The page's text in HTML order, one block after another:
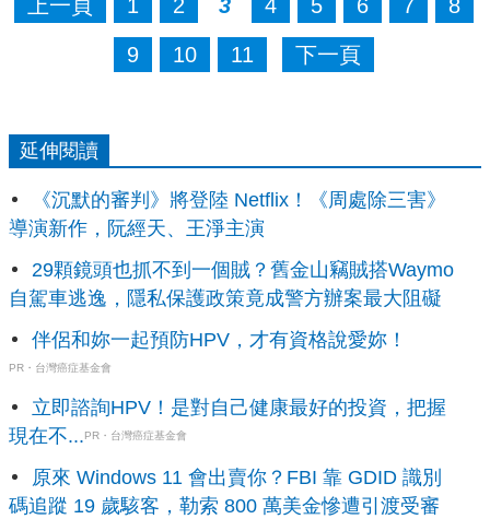
上一頁 1 2 3 4 5 6 7 8
9 10 11 下一頁
延伸閱讀
《沉默的審判》將登陸 Netflix！《周處除三害》
導演新作，阮經天、王淨主演
29顆鏡頭也抓不到一個賊？舊金山竊賊搭Waymo
自駕車逃逸，隱私保護政策竟成警方辦案最大阻礙
伴侶和妳一起預防HPV，才有資格說愛妳！
PR・台灣癌症基金會
立即諮詢HPV！是對自己健康最好的投資，把握
現在不... PR・台灣癌症基金會
原來 Windows 11 會出賣你？FBI 靠 GDID 識別
碼追蹤 19 歲駭客，勒索 800 萬美金慘遭引渡受審